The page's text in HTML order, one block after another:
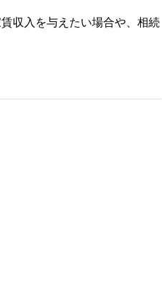
収入を与えたい場合や、相続